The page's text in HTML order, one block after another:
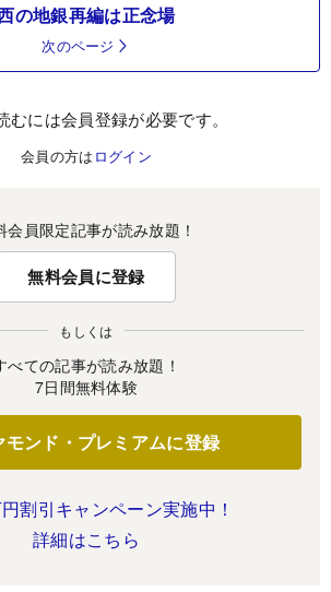
の地銀再編は正念場
次のページ
むには会員登録が必要です。
会員の方は ログイン
会員限定記事が読み放題！
無料会員に登録
もしくは
べての記事が読み放題！
7日間無料体験
モンド・プレミアムに登録
割引キャンペーン実施中！
詳細はこちら